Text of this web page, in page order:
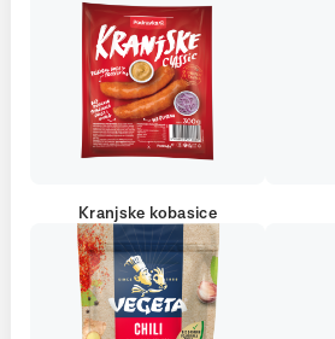
Kranjske kobasice